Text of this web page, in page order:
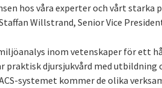
hos våra experter och vårt starka
Willstrand, Senior Vice
inom vetenskaper för ett
praktisk djursjukvård med
systemet kommer de olika